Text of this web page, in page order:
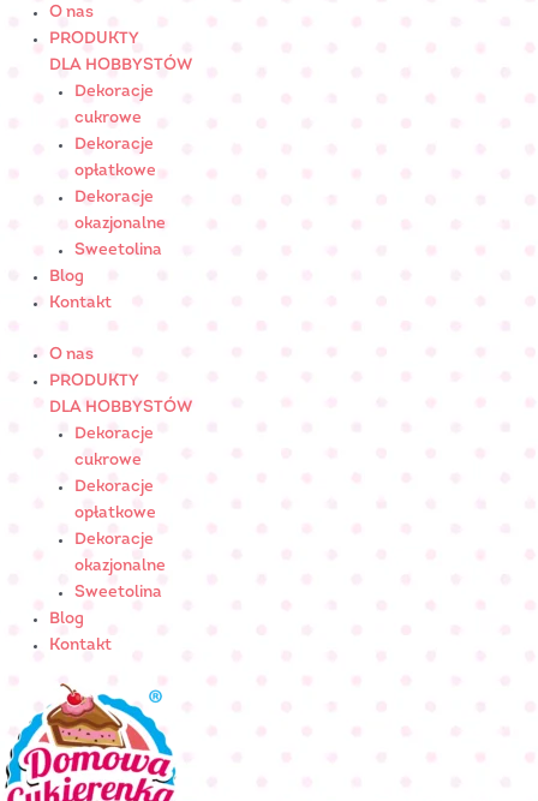
content
O nas
PRODUKTY
DLA HOBBYSTÓW
Dekoracje
cukrowe
Dekoracje
opłatkowe
Dekoracje
okazjonalne
Sweetolina
Blog
Kontakt
O nas
PRODUKTY
DLA HOBBYSTÓW
Dekoracje
cukrowe
Dekoracje
opłatkowe
Dekoracje
okazjonalne
Sweetolina
Blog
Kontakt
ilość
RÓŻA
cukrowaNr